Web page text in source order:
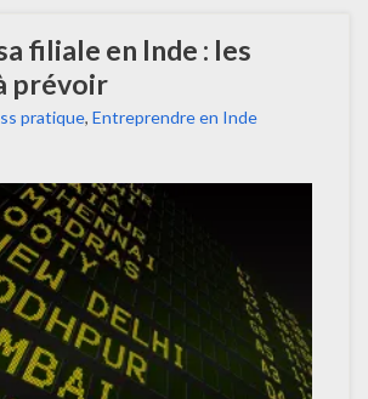
filiale en Inde : les
prévoir
pratique, Entreprendre en Inde